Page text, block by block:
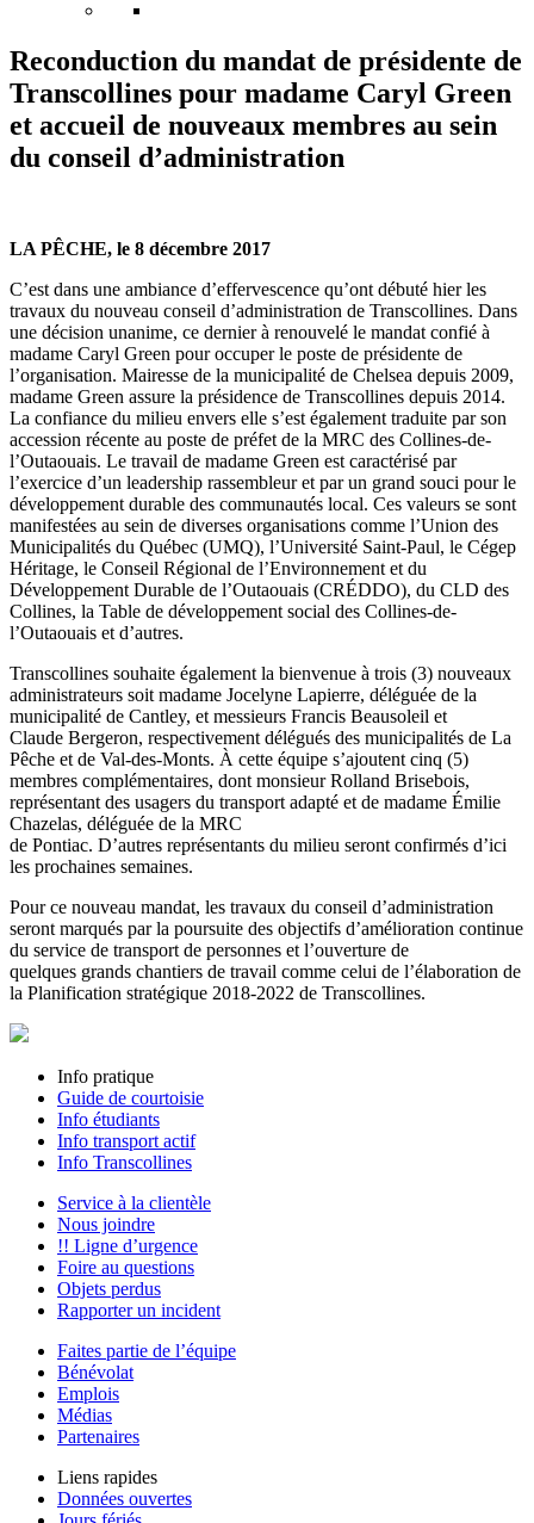
Reconduction du mandat de présidente de
Transcollines pour madame Caryl Green
et accueil de nouveaux membres au sein
du conseil d’administration
LA PÊCHE, le 8 décembre 2017
C’est dans une ambiance d’effervescence qu’ont débuté hier les
travaux du nouveau conseil d’administration de Transcollines. Dans
une décision unanime, ce dernier à renouvelé le mandat confié à
madame Caryl Green pour occuper le poste de présidente de
l’organisation. Mairesse de la municipalité de Chelsea depuis 2009,
madame Green assure la présidence de Transcollines depuis 2014.
La confiance du milieu envers elle s’est également traduite par son
accession récente au poste de préfet de la MRC des Collines-de-
l’Outaouais. Le travail de madame Green est caractérisé par
l’exercice d’un leadership rassembleur et par un grand souci pour le
développement durable des communautés local. Ces valeurs se sont
manifestées au sein de diverses organisations comme l’Union des
Municipalités du Québec (UMQ), l’Université Saint-Paul, le Cégep
Héritage, le Conseil Régional de l’Environnement et du
Développement Durable de l’Outaouais (CRÉDDO), du CLD des
Collines, la Table de développement social des Collines-de-
l’Outaouais et d’autres.
Transcollines souhaite également la bienvenue à trois (3) nouveaux
administrateurs soit madame Jocelyne Lapierre, déléguée de la
municipalité de Cantley, et messieurs Francis Beausoleil et
Claude Bergeron, respectivement délégués des municipalités de La
Pêche et de Val-des-Monts. À cette équipe s’ajoutent cinq (5)
membres complémentaires, dont monsieur Rolland Brisebois,
représentant des usagers du transport adapté et de madame Émilie
Chazelas, déléguée de la MRC
de Pontiac. D’autres représentants du milieu seront confirmés d’ici
les prochaines semaines.
Pour ce nouveau mandat, les travaux du conseil d’administration
seront marqués par la poursuite des objectifs d’amélioration continue
du service de transport de personnes et l’ouverture de
quelques grands chantiers de travail comme celui de l’élaboration de
la Planification stratégique 2018-2022 de Transcollines.
Info pratique
Guide de courtoisie
Info étudiants
Info transport actif
Info Transcollines
Service à la clientèle
Nous joindre
!! Ligne d’urgence
Foire au questions
Objets perdus
Rapporter un incident
Faites partie de l’équipe
Bénévolat
Emplois
Médias
Partenaires
Liens rapides
Données ouvertes